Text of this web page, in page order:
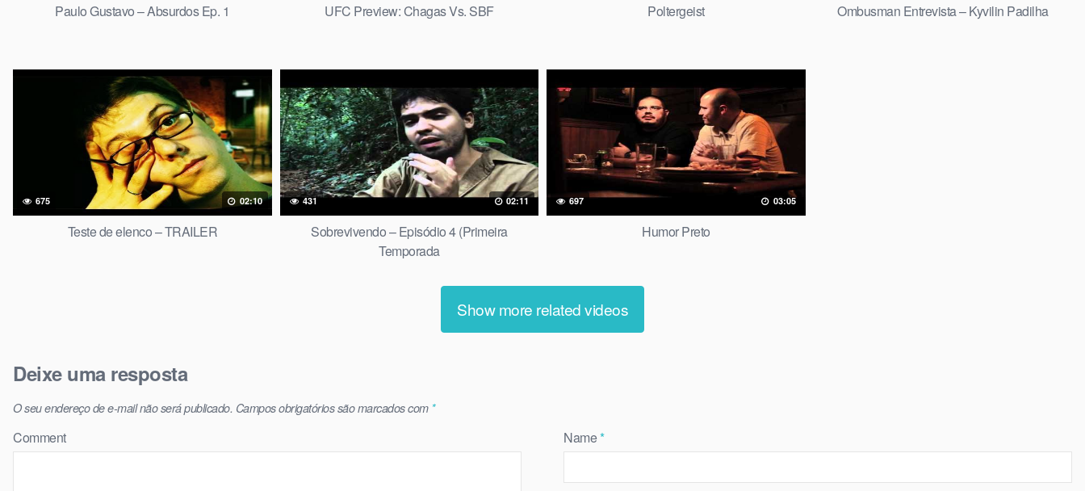
Paulo Gustavo – Absurdos Ep. 1 UFC Preview: Chagas Vs. SBF Poltergeist Ombusman Entrevista – Kyvilin Padilha
675 02:10
Teste de elenco – TRAILER
431 02:11
Sobrevivendo – Episódio 4 (Primeira
Temporada
697 03:05
Humor Preto
Show more related videos
Deixe uma resposta
O seu endereço de e-mail não será publicado. Campos obrigatórios são marcados com *
Comment Name*